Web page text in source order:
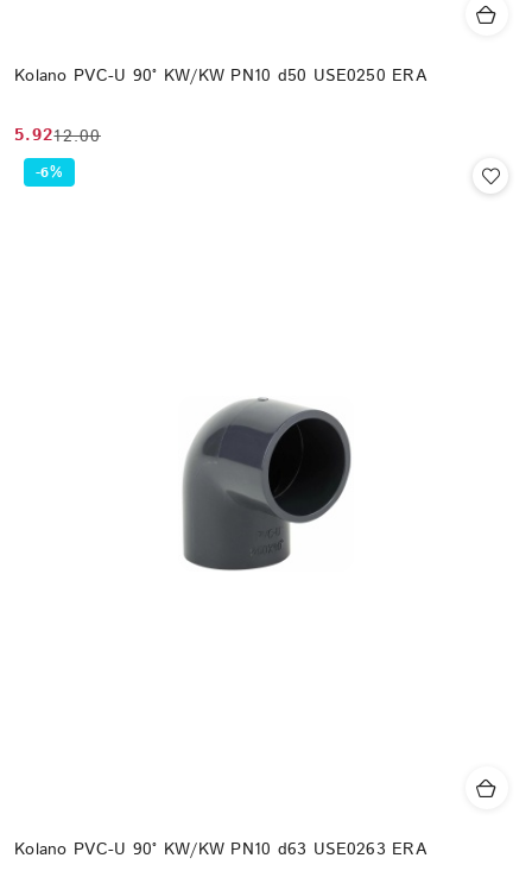
Kolano PVC-U 90° KW/KW PN10 d50 USE0250 ERA
Cena
promocyjna:
5.92
Cena
przed
12.00
Kolano PVC-U 90° KW/KW PN10 d63 USE0263 ERA
-6%